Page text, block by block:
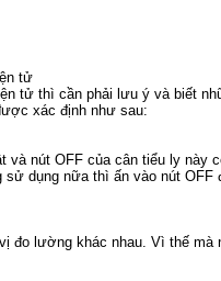
tử
tử thì cần phải lưu ý và biết
xác định như sau:
và nút OFF của cân tiểu ly này
dụng nữa thì ấn vào nút OFF
đo lường khác nhau. Vì thế